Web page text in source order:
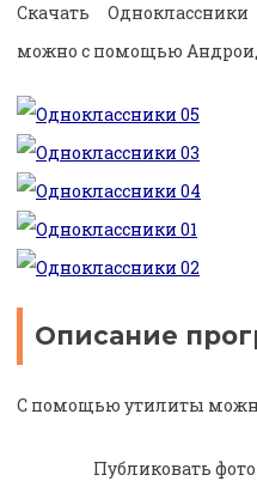
Скачать
можно с помощью
Описание
С помощью утилиты
Публиковать